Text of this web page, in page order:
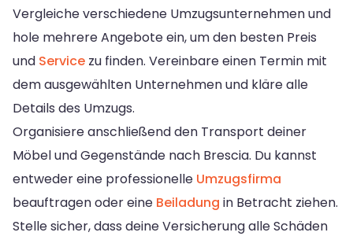
Vergleiche verschiedene Umzugsunternehmen und
hole mehrere Angebote ein, um den besten Preis
und Service zu finden. Vereinbare einen Termin mit
dem ausgewählten Unternehmen und kläre alle
Details des Umzugs.
Organisiere anschließend den Transport deiner
Möbel und Gegenstände nach Brescia. Du kannst
entweder eine professionelle Umzugsfirma
beauftragen oder eine Beiladung in Betracht ziehen.
Stelle sicher, dass deine Versicherung alle Schäden